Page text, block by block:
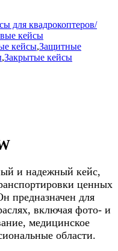
для квадрокоптеров/
кейсы
кейсы,Защитные
,Закрытые кейсы
и надежный кейс,
ценных
предназначен для
включая фото- и
медицинское
области.